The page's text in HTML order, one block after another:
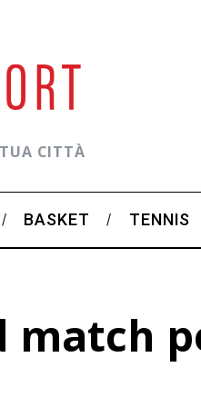
CITTÀ
BASKET TENNIS
match